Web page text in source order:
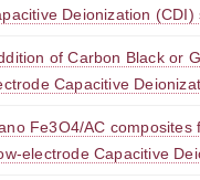
Deionization (CDI)
of Carbon Black or
Capacitive
Fe3O4/AC
electrode Capacitive